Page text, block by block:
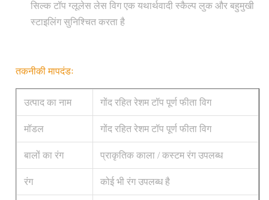
सिल्क टॉप ग्लूलेस लेस विग एक यथार्थवादी स्कैल्प लुक और बहुमुखी
स्टाइलिंग सुनिश्चित करता है
तकनीकी मापदंडः
उत्पाद का नाम गोंद रहित रेशम टॉप पूर्ण फीता विग
मॉडल गोंद रहित रेशम टॉप पूर्ण फीता विग
बालों का रंग प्राकृतिक काला / कस्टम रंग उपलब्ध
रंग कोई भी रंग उपलब्ध है